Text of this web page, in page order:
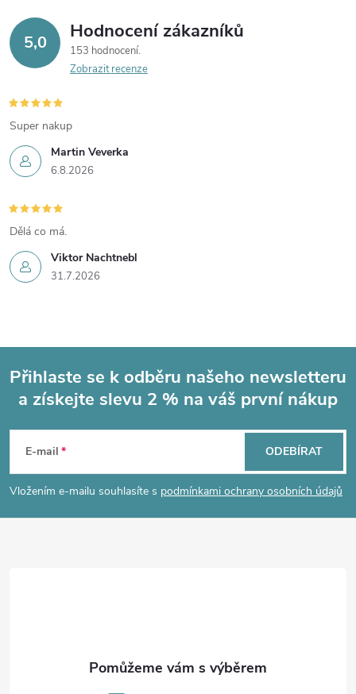
5,0 Hodnocení zákazníků
153 hodnocení
Zobrazit recenze
Martin Veverka
6.8.2026
Super nakup
Viktor Nachtnebl
31.7.2026
Dělá co má.
p
a
Přihlaste se k odběru našeho newsletteru
a získejte slevu 2 % na váš první nákup
E-mail
Vložením e-mailu souhlasíte s podmínkami ochrany osobních údajů
ODEBÍRAT